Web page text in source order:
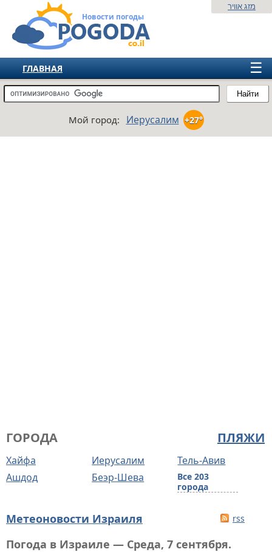
Новости погоды
Найти
מזג אוויר
☰
ГЛАВНАЯ
ИЗРАИЛЬ
ЕВРОПА
Мой город: Иерусалим +27°
ПЛЯЖИ
ГОРОДА
Хайфа Иерусалим
Тель-Авив
Ашдод
Беэр-Шева
Все 203
города
Метеоновости Израиля rss
Погода в Израиле — Среда, 7 сентября.